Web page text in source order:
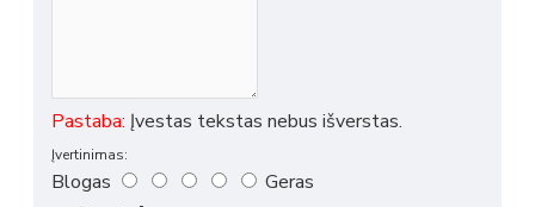
Pastaba: Įvestas tekstas nebus išverstas.
Įvertinimas:
Blogas
Geras